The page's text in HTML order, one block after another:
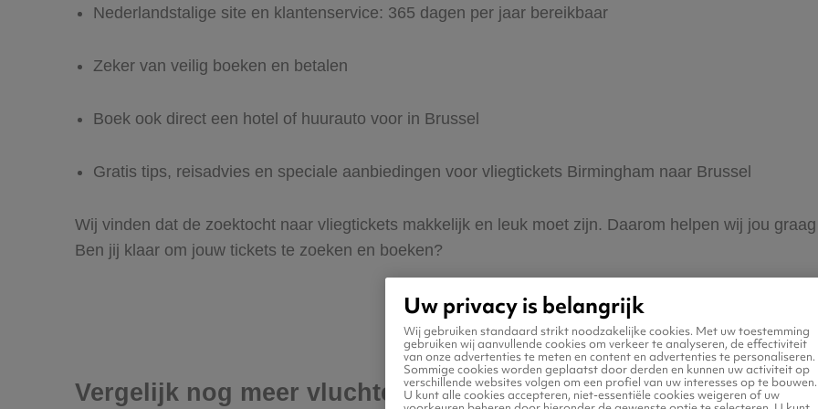
Nederlandstalige site en klantenservice: 365 dagen per jaar bereikbaar
Zeker van veilig boeken en betalen
Boek ook direct een hotel of huurauto voor in Brussel
Gratis tips, reisadvies en speciale aanbiedingen voor vliegtickets Birmingham naar Brussel
Wij vinden dat de zoektocht naar vliegtickets makkelijk en leuk moet zijn. Daarom helpen wij jou
Ben jij klaar om jouw tickets te zoeken en boeken?
Vergelijk nog meer vluchten naar Brussel
Uw privacy is belangrijk
Wij gebruiken standaard strikt noodzakelijke cookies. Met uw toestemming
gebruiken wij aanvullende cookies om verkeer te analyseren, de effectiviteit
van onze advertenties te meten en content en advertenties te personaliseren.
Sommige cookies worden geplaatst door derden en kunnen uw activiteit op
verschillende websites volgen om een profiel van uw interesses op te bouwen.
U kunt alle cookies accepteren, niet-essentiële cookies weigeren of uw